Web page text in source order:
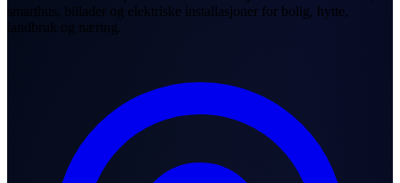
smarthus, billader og elektriske installasjoner for bolig, hytte,
landbruk og næring.